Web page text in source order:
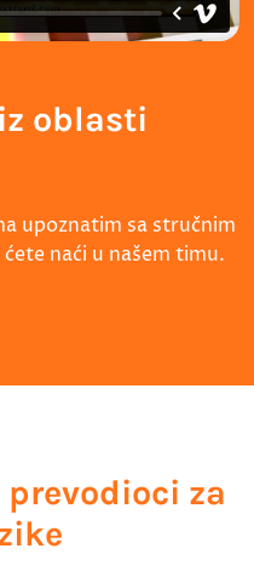
oblasti
upoznatim sa stručnim
naći u našem timu.
za